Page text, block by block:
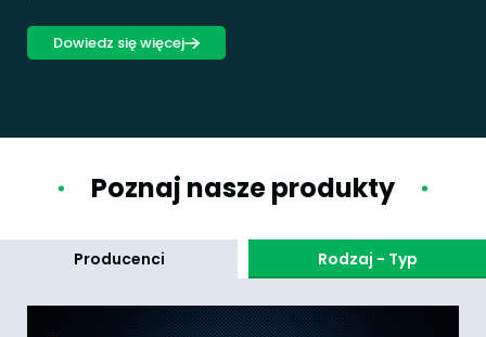
Dowiedz się więcej
Poznaj nasze produkty
Producenci Rodzaj - Typ